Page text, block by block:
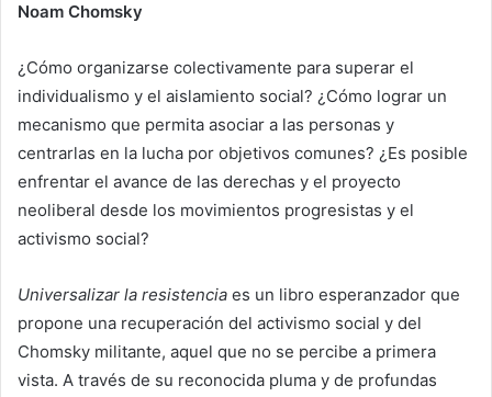
Noam Chomsky
¿Cómo organizarse colectivamente para superar el
individualismo y el aislamiento social? ¿Cómo lograr un
mecanismo que permita asociar a las personas y
centrarlas en la lucha por objetivos comunes? ¿Es posible
enfrentar el avance de las derechas y el proyecto
neoliberal desde los movimientos progresistas y el
activismo social?
Universalizar la resistencia es un libro esperanzador que
propone una recuperación del activismo social y del
Chomsky militante, aquel que no se percibe a primera
vista. A través de su reconocida pluma y de profundas